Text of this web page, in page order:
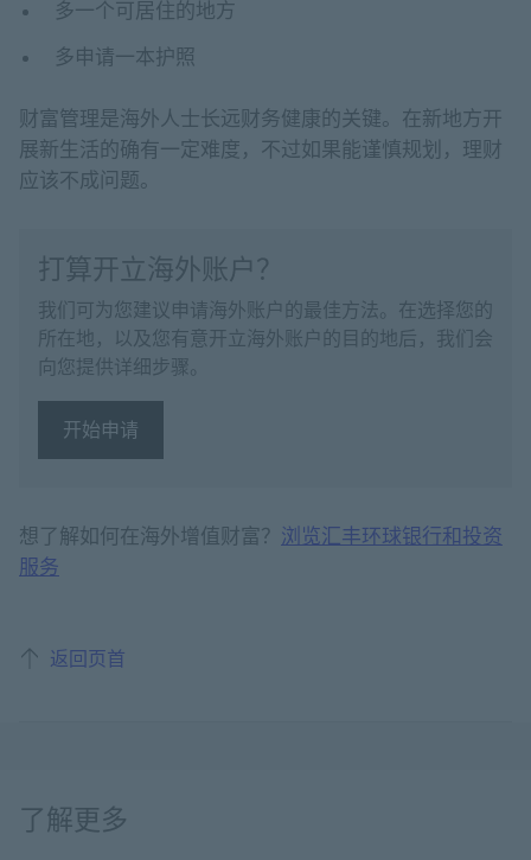
多一个可居住的地方
多申请一本护照
财富管理是海外人士长远财务健康的关键。在新地方开
展新生活的确有一定难度，不过如果能谨慎规划，理财
应该不成问题。
打算开立海外账户？
我们可为您建议申请海外账户的最佳方法。在选择您的
所在地，以及您有意开立海外账户的目的地后，我们会
向您提供详细步骤。
开始申请
想了解如何在海外增值财富？ 浏览汇丰环球银行和投资
服务
返回页首
了解更多